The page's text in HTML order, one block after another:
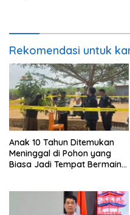
Rekomendasi untuk
Anak 10 Tahun Ditemukan
Meninggal di Pohon yang
Biasa Jadi Tempat Bermain